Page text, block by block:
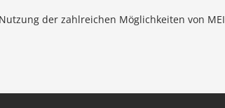
der zahlreichen Möglichkeiten von